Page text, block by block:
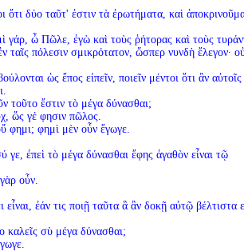
ὅτι δύο ταῦτ' ἐστιν τὰ ἐρωτήματα, καὶ
γάρ, ὦ Πῶλε, ἐγὼ καὶ τοὺς ῥήτορας καὶ τοὺς
ταῖς πόλεσιν σμικρότατον, ὥσπερ νυνδὴ ἔλεγον·
ὡς ἔπος εἰπεῖν, ποιεῖν μέντοι ὅτι ἂν
τοῦτο ἔστιν τὸ μέγα δύνασθαι;
ὥς γέ φησιν πῶλος.
φημι; φημὶ μὲν οὖν ἔγωγε.
ἐπεὶ τὸ μέγα δύνασθαι ἔφης ἀγαθὸν εἶναι τῷ
οὖν.
εἶναι, ἐάν τις ποιῇ ταῦτα ἃ ἂν δοκῇ αὐτῷ βέλτιστα
καλεῖς σὺ μέγα δύνασθαι;